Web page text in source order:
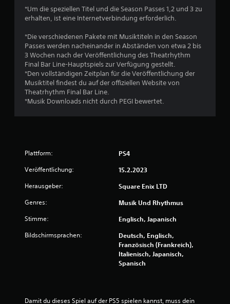
t
e
*Um die speziellen Titel und die Season Passes 1,2 und 3 zu
erhalten, ist eine Internetverbindung erforderlich.
*Die verschiedenen Pakete mit Musiktiteln in den Season
Passes werden nacheinander in Abständen von etwa 2 bis
3 Wochen nach der Veröffentlichung des Theatrhythm
Final Bar Line-Hauptspiels zur Verfügung gestellt.
*Den vollständigen Zeitplan für die Veröffentlichung der
Musiktitel findest du auf der offiziellen Website von
Theatrhythm Final Bar Line.
*Musik Downloads nicht durch PEGI bewertet.
Plattform: PS4
Veröffentlichung: 15.2.2023
Herausgeber: Square Enix LTD
Genres: Musik Und Rhythmus
Stimme: Englisch, Japanisch
Bildschirmsprachen:
Deutsch, Englisch,
Französisch (Frankreich),
Italienisch, Japanisch,
Spanisch
Damit du dieses Spiel auf der PS5 spielen kannst, muss dein